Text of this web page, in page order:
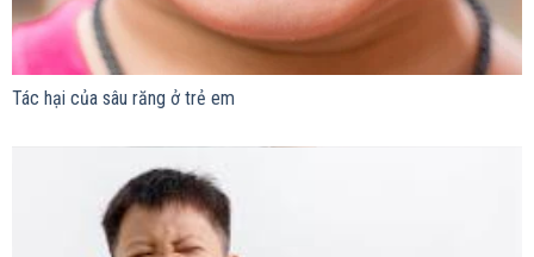
Tác hại của sâu răng ở trẻ em